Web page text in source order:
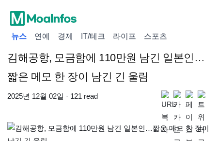
뉴스 연예 경제 IT/테크 라이프 스포츠
김해공항, 모금함에 110만원 남긴 일본인…
짧은 메모 한 장이 남긴 긴 울림
2025년 12월 02일 · 121 read